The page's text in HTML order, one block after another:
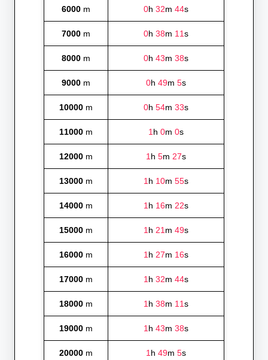
6000 m 0h 32m 44s
7000 m 0h 38m 11s
8000 m 0h 43m 38s
9000 m 0h 49m 5s
10000 m 0h 54m 33s
11000 m 1h 0m 0s
12000 m 1h 5m 27s
13000 m 1h 10m 55s
14000 m 1h 16m 22s
15000 m 1h 21m 49s
16000 m 1h 27m 16s
17000 m 1h 32m 44s
18000 m 1h 38m 11s
19000 m 1h 43m 38s
20000 m 1h 49m 5s